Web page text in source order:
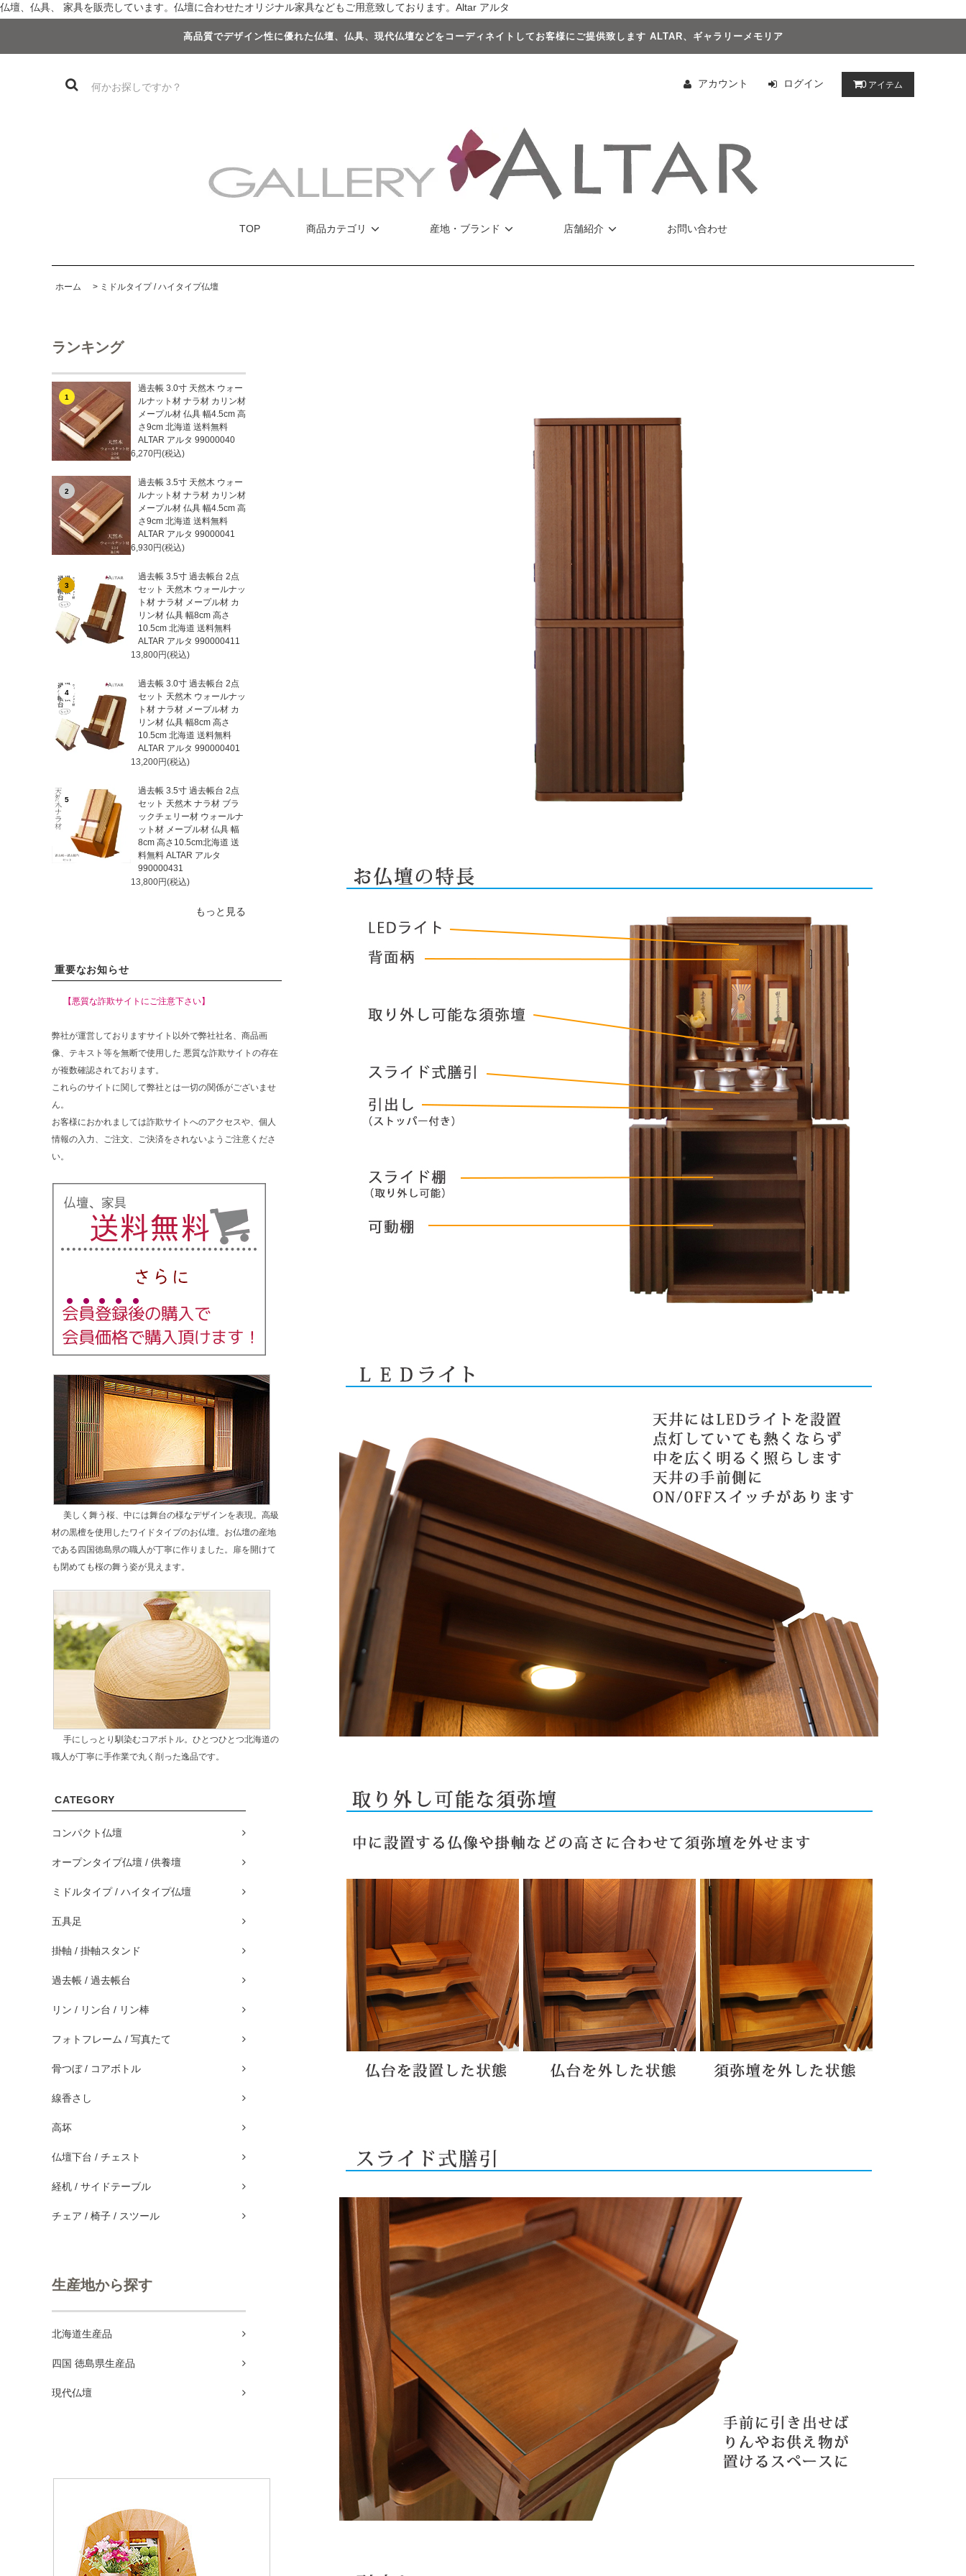
仏壇、仏具、 家具を販売しています。仏壇に合わせたオリジナル家具などもご用意致しております。Altar アルタ
高品質でデザイン性に優れた仏壇、仏具、現代仏壇などをコーディネイトしてお客様にご提供致します ALTAR、ギャラリーメモリア
アカウント ログイン 0 アイテム
TOP 商品カテゴリ 産地・ブランド 店舗紹介 お問い合わせ
ホーム > ミドルタイプ / ハイタイプ仏壇
ランキング
1
過去帳 3.0寸 天然木 ウォー
ルナット材 ナラ材 カリン材
メープル材 仏具 幅4.5cm 高
さ9cm 北海道 送料無料
ALTAR アルタ 99000040
6,270円(税込)
2
過去帳 3.5寸 天然木 ウォー
ルナット材 ナラ材 カリン材
メープル材 仏具 幅4.5cm 高
さ9cm 北海道 送料無料
ALTAR アルタ 99000041
6,930円(税込)
3
過去帳 3.5寸 過去帳台 2点
セット 天然木 ウォールナッ
ト材 ナラ材 メープル材 カ
リン材 仏具 幅8cm 高さ
10.5cm 北海道 送料無料
ALTAR アルタ 990000411
13,800円(税込)
4
過去帳 3.0寸 過去帳台 2点
セット 天然木 ウォールナッ
ト材 ナラ材 メープル材 カ
リン材 仏具 幅8cm 高さ
10.5cm 北海道 送料無料
ALTAR アルタ 990000401
13,200円(税込)
5
過去帳 3.5寸 過去帳台 2点
セット 天然木 ナラ材 ブラ
ックチェリー材 ウォールナ
ット材 メープル材 仏具 幅
8cm 高さ10.5cm北海道 送
料無料 ALTAR アルタ
990000431
13,800円(税込)
もっと見る
重要なお知らせ
【悪質な詐欺サイトにご注意下さい】
弊社が運営しておりますサイト以外で弊社社名、商品画
像、テキスト等を無断で使用した 悪質な詐欺サイトの存在
が複数確認されております。
これらのサイトに関して弊社とは一切の関係がございませ
ん。
お客様におかれましては詐欺サイトへのアクセスや、個人
情報の入力、ご注文、ご決済をされないようご注意くださ
い。
美しく舞う桜、中には舞台の様なデザインを表現。高級
材の黒檀を使用したワイドタイプのお仏壇。お仏壇の産地
である四国徳島県の職人が丁寧に作りました。扉を開けて
も閉めても桜の舞う姿が見えます。
手にしっとり馴染むコアボトル。ひとつひとつ北海道の
職人が丁寧に手作業で丸く削った逸品です。
CATEGORY
コンパクト仏壇
オープンタイプ仏壇 / 供養壇
ミドルタイプ / ハイタイプ仏壇
五具足
掛軸 / 掛軸スタンド
過去帳 / 過去帳台
リン / リン台 / リン棒
フォトフレーム / 写真たて
骨つぼ / コアボトル
線香さし
高坏
仏壇下台 / チェスト
経机 / サイドテーブル
チェア / 椅子 / スツール
生産地から探す
北海道生産品
四国 徳島県生産品
現代仏壇